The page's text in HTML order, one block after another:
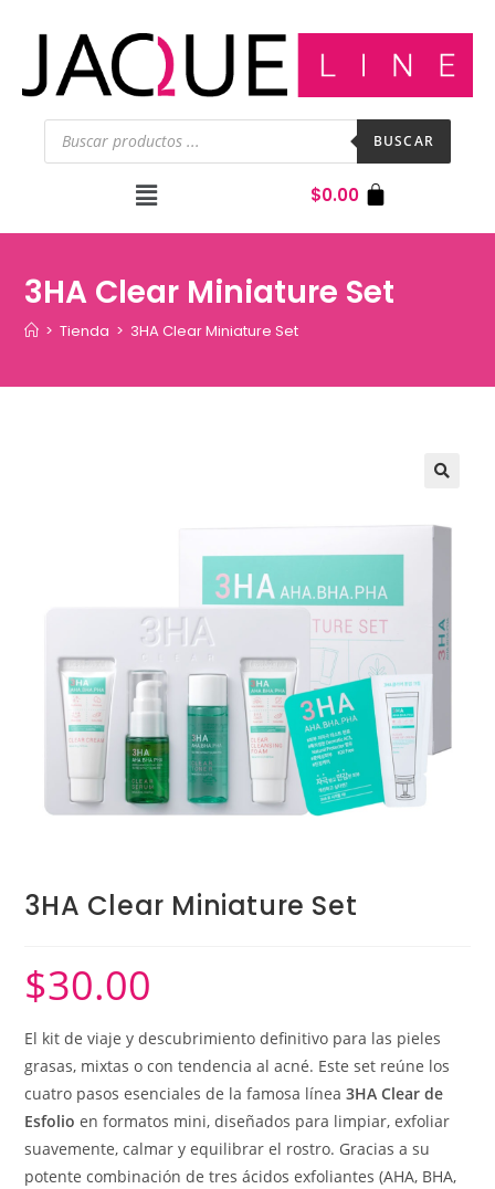
BUSCAR
$0.00
3HA Clear Miniature Set
> Tienda > 3HA Clear Miniature Set
3HA Clear Miniature Set
$30.00
El kit de viaje y descubrimiento definitivo para las pieles
grasas, mixtas o con tendencia al acné. Este set reúne los
cuatro pasos esenciales de la famosa línea3HA Clear de
Esfolio en formatos mini, diseñados para limpiar, exfoliar
suavemente, calmar y equilibrar el rostro. Gracias a su
potente combinación de tres ácidos exfoliantes (AHA, BHA,